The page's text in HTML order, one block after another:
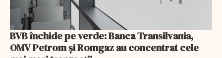
BVB închide pe verde: Banca Transilvania,
OMV Petrom și Romgaz au concentrat cele